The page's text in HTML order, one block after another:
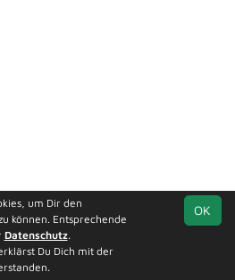
OK
um Dir den
können. Entsprechende
Datenschutz.
Du Dich mit der